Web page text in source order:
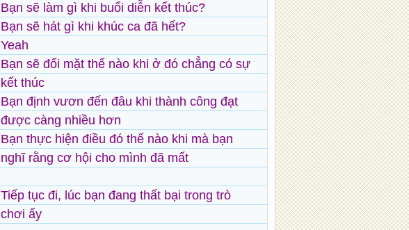
Bạn sẽ làm gì khi buổi diễn kết thúc?
Bạn sẽ hát gì khi khúc ca đã hết?
Yeah
Bạn sẽ đối mặt thế nào khi ở đó chẳng có sự
kết thúc
Bạn định vươn đến đâu khi thành công đạt
được càng nhiều hơn
Bạn thực hiện điều đó thế nào khi mà bạn
nghĩ rằng cơ hội cho mình đã mất
Tiếp tục đi, lúc bạn đang thất bại trong trò
chơi ấy